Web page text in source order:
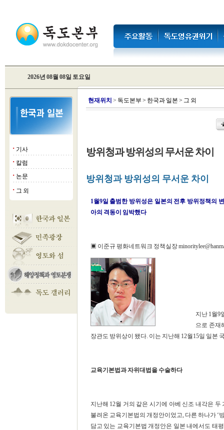
2026년 08월 08일 토요일
■ 기사
■ 칼럼
■ 논문
■ 그 외
현재위치 > 독도본부 > 한국과 일본 > 그 외
방위청과 방위성의 무서운 차이
방위청과 방위성의 무서운 차이
1월9일 출범한 방위성은 일본의 전후 방위정책의
아의 격동이 임박했다
▣ 이준규 평화네트워크 정책실장
지난 1월9
으로 존재
장관도 방위상이 됐다. 이는 지난해 12월15일 일본
교육기본법과 자위대법을 수술하다
지난해 12월 거의 같은 시기에 아베 신조 내각은
불려온 교육기본법의 개정안이었고, 다른 하나가 ‘
담고 있는 교육기본법 개정안은 일본 내에서도 태